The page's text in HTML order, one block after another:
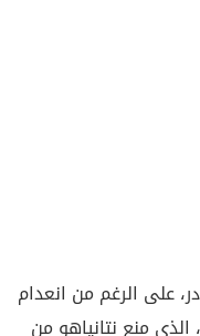
على الرغم من انعدام
، الذي منع نتانياهو من